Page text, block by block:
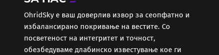
ОhridSky е ваш доверлив извор за сеопфатно и
избалансирано покривање на вестите. Со
посветеност на интегритет и точност,
обезбедуваме длабинско известување кое ги